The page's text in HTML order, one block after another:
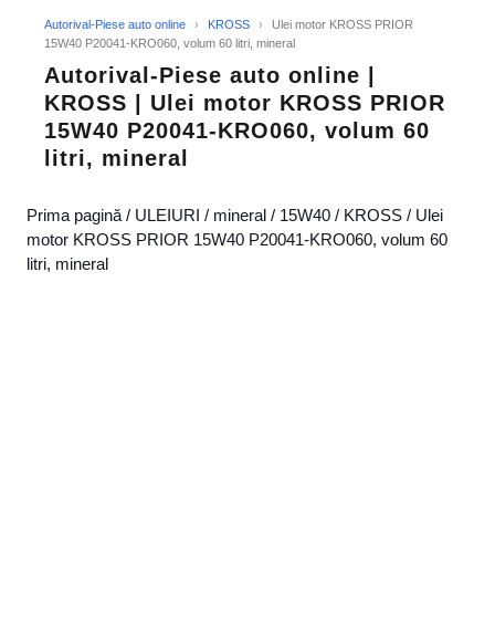
Autorival-Piese auto online › KROSS ›
Ulei motor KROSS PRIOR
15W40 P20041-KRO060, volum 60 litri, mineral
Autorival-Piese auto online |
KROSS | Ulei motor KROSS PRIOR
15W40 P20041-KRO060, volum 60
litri, mineral
Prima pagină / ULEIURI / mineral / 15W40 / KROSS / Ulei
motor KROSS PRIOR 15W40 P20041-KRO060, volum 60
litri, mineral